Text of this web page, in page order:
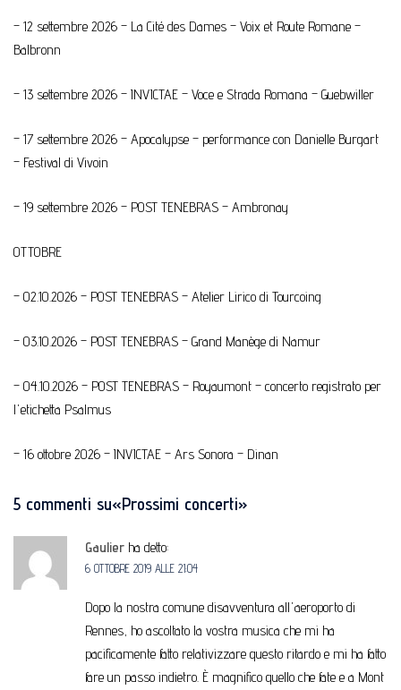
– 12 settembre 2026 – La Cité des Dames – Voix et Route Romane –
Balbronn
– 13 settembre 2026 – INVICTAE – Voce e Strada Romana – Guebwiller
– 17 settembre 2026 – Apocalypse – performance con Danielle Burgart
– Festival di Vivoin
– 19 settembre 2026 – POST TENEBRAS – Ambronay
OTTOBRE
– 02.10.2026 – POST TENEBRAS – Atelier Lirico di Tourcoing
– 03.10.2026 – POST TENEBRAS – Grand Manège di Namur
– 04.10.2026 – POST TENEBRAS – Royaumont – concerto registrato per
l'etichetta Psalmus
– 16 ottobre 2026 – INVICTAE – Ars Sonora – Dinan
5 commenti su«Prossimi concerti»
Gaulier ha detto:
6 OTTOBRE 2019 ALLE 21:04
Dopo la nostra comune disavventura all'aeroporto di
Rennes, ho ascoltato la vostra musica che mi ha
pacificamente fatto relativizzare questo ritardo e mi ha fatto
fare un passo indietro. È magnifico quello che fate e a Mont